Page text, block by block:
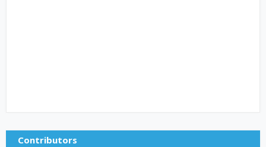
Contributors